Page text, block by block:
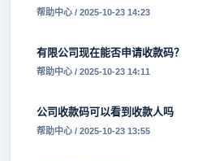
帮助中心 / 2025-10-23 14:23
有限公司现在能否申请收款码？
帮助中心 / 2025-10-23 14:11
公司收款码可以看到收款人吗
帮助中心 / 2025-10-23 13:55